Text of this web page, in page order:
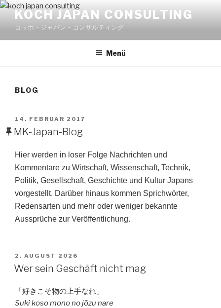
Zum
Inhalt
springen
KOCH JAPAN CONSULTING
コッホ・ジャパン・コンサルティング
Menü
BLOG
VERÖFFENTLICHT
AM
14. FEBRUAR 2017
MK-Japan-Blog
Hier werden in loser Folge Nachrichten und
Kommentare zu Wirtschaft, Wissenschaft, Technik,
Politik, Gesellschaft, Geschichte und Kultur Japans
vorgestellt. Darüber hinaus kommen Sprichwörter,
Redensarten und mehr oder weniger bekannte
Aussprüche zur Veröffentlichung.
VERÖFFENTLICHT
AM
2. AUGUST 2026
Wer sein Geschäft nicht mag
「好きこそ物の上手なれ」
Suki koso mono no jōzu nare